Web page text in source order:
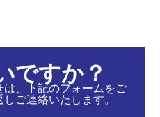
ですか？
、下記のフォームをご
ご連絡いたします。